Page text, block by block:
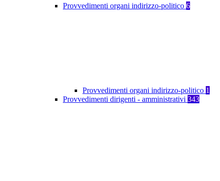
Provvedimenti organi indirizzo-politico 6
Provvedimenti organi indirizzo-politico 1
Provvedimenti dirigenti - amministrativi 343